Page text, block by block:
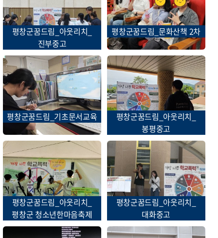
평창군꿈드림_아웃리치_
진부중고
평창군꿈드림_문화산책 2차
평창군꿈드림_기초문서교육
평창군꿈드림_아웃리치_
봉평중고
평창군꿈드림_아웃리치_
평창군 청소년한마음축제
평창군꿈드림_아웃리치_
대화중고